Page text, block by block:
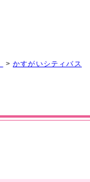
>かすがいシティバス